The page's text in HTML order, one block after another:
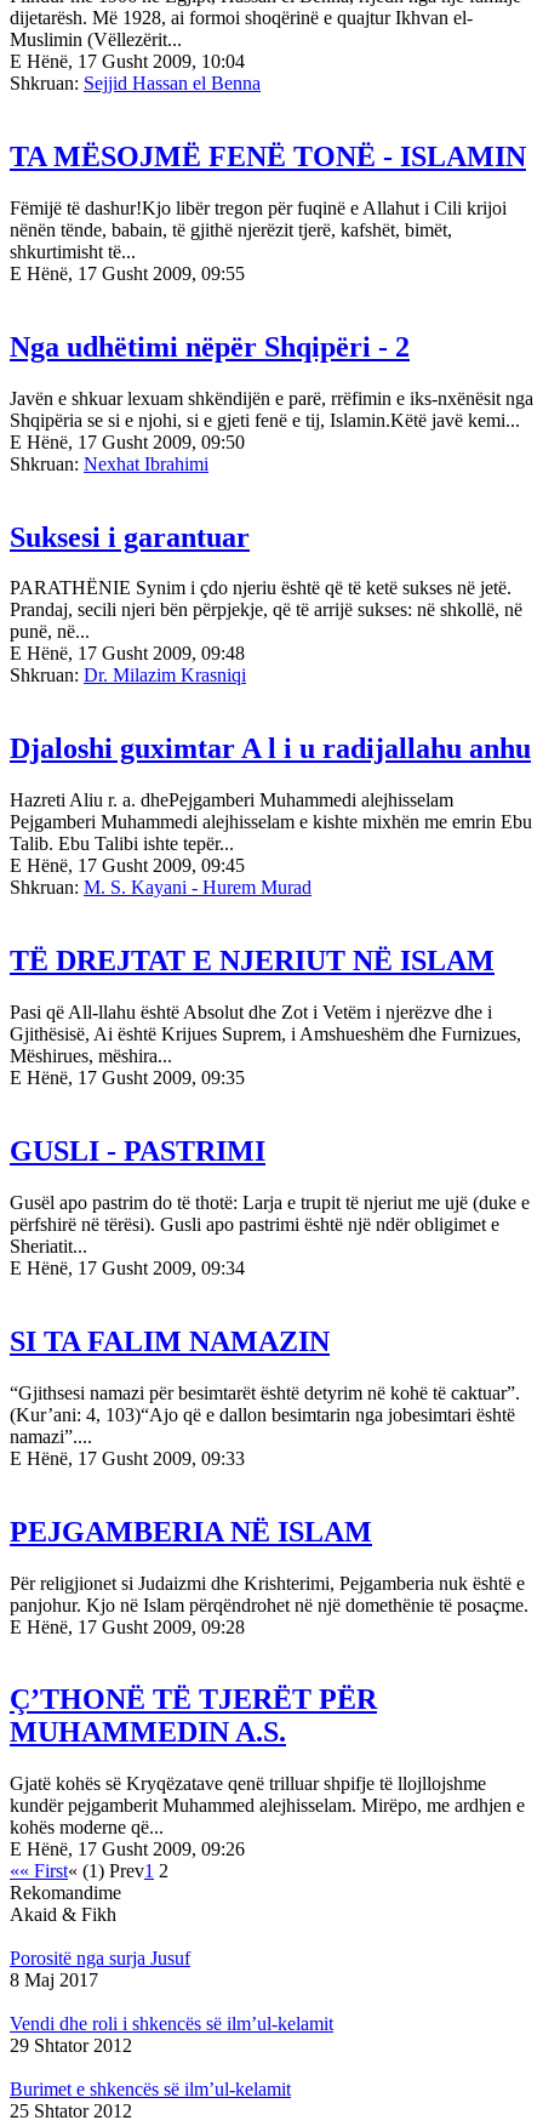
dijetarësh. Më 1928, ai formoi shoqërinë e quajtur Ikhvan el-
Muslimin (Vëllezërit...
E Hënë, 17 Gusht 2009, 10:04
Shkruan: Sejjid Hassan el Benna
TA MËSOJMË FENË TONË - ISLAMIN
Fëmijë të dashur!Kjo libër tregon për fuqinë e Allahut i Cili krijoi
nënën tënde, babain, të gjithë njerëzit tjerë, kafshët, bimët,
shkurtimisht të...
E Hënë, 17 Gusht 2009, 09:55
Nga udhëtimi nëpër Shqipëri - 2
Javën e shkuar lexuam shkëndijën e parë, rrëfimin e iks-nxënësit nga
Shqipëria se si e njohi, si e gjeti fenë e tij, Islamin.Këtë javë kemi...
E Hënë, 17 Gusht 2009, 09:50
Shkruan: Nexhat Ibrahimi
Suksesi i garantuar
PARATHËNIE Synim i çdo njeriu është që të ketë sukses në jetë.
Prandaj, secili njeri bën përpjekje, që të arrijë sukses: në shkollë, në
punë, në...
E Hënë, 17 Gusht 2009, 09:48
Shkruan: Dr. Milazim Krasniqi
Djaloshi guximtar A l i u radijallahu anhu
Hazreti Aliu r. a. dhePejgamberi Muhammedi alejhisselam
Pejgamberi Muhammedi alejhisselam e kishte mixhën me emrin Ebu
Talib. Ebu Talibi ishte tepër...
E Hënë, 17 Gusht 2009, 09:45
Shkruan: M. S. Kayani - Hurem Murad
TË DREJTAT E NJERIUT NË ISLAM
Pasi që All-llahu është Absolut dhe Zot i Vetëm i njerëzve dhe i
Gjithësisë, Ai është Krijues Suprem, i Amshueshëm dhe Furnizues,
Mëshirues, mëshira...
E Hënë, 17 Gusht 2009, 09:35
GUSLI - PASTRIMI
Gusël apo pastrim do të thotë: Larja e trupit të njeriut me ujë (duke e
përfshirë në tërësi). Gusli apo pastrimi është një ndër obligimet e
Sheriatit...
E Hënë, 17 Gusht 2009, 09:34
SI TA FALIM NAMAZIN
“Gjithsesi namazi për besimtarët është detyrim në kohë të caktuar”.
(Kur’ani: 4, 103)“Ajo që e dallon besimtarin nga jobesimtari është
namazi”....
E Hënë, 17 Gusht 2009, 09:33
PEJGAMBERIA NË ISLAM
Për religjionet si Judaizmi dhe Krishterimi, Pejgamberia nuk është e
panjohur. Kjo në Islam përqëndrohet në një domethënie të posaçme.
E Hënë, 17 Gusht 2009, 09:28
Ç’THONË TË TJERËT PËR
MUHAMMEDIN A.S.
Gjatë kohës së Kryqëzatave qenë trilluar shpifje të llojllojshme
kundër pejgamberit Muhammed alejhisselam. Mirëpo, me ardhjen e
kohës moderne që...
E Hënë, 17 Gusht 2009, 09:26
«« First« (1) Prev1 2
Rekomandime
Akaid & Fikh
Porositë nga surja Jusuf
8 Maj 2017
Vendi dhe roli i shkencës së ilm’ul-kelamit
29 Shtator 2012
Burimet e shkencës së ilm’ul-kelamit
25 Shtator 2012